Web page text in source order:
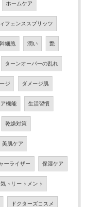
ホームケア
フェンススプリッツ
幹細胞 潤い 艶
ターンオーバーの乱れ
ジ ダメージ肌
機能 生活習慣
乾燥対策
美肌ケア
ーライザー 保湿ケア
気トリートメント
ドクターズコスメ